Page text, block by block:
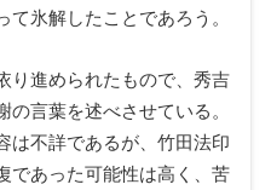
氷解したことであろう。
り進められたもので、秀吉
言葉を述べさせている。
は不詳であるが、竹田法印
であった可能性は高く、苦